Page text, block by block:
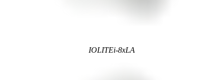
IOLITEi-8xLA